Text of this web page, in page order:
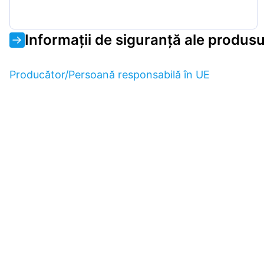
Informații de siguranță ale
Producător/Persoană responsabilă în UE